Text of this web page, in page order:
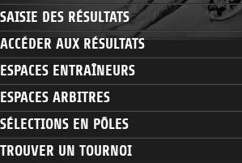
SAISIE DES RÉSULTATS
ACCÉDER AUX RÉSULTATS
ESPACES ENTRAÎNEURS
ESPACES ARBITRES
SÉLECTIONS EN PÔLES
TROUVER UN TOURNOI